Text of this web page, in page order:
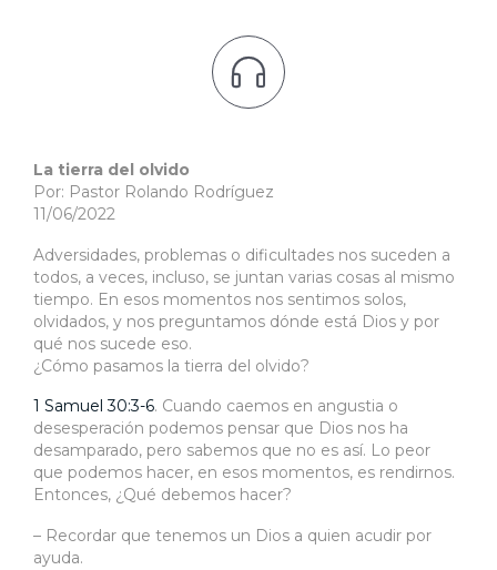

La tierra del olvido
Por: Pastor Rolando Rodríguez
11/06/2022
Adversidades, problemas o dificultades nos suceden a
todos, a veces, incluso, se juntan varias cosas al mismo
tiempo. En esos momentos nos sentimos solos,
olvidados, y nos preguntamos dónde está Dios y por
qué nos sucede eso.
¿Cómo pasamos la tierra del olvido?
1 Samuel 30:3-6. Cuando caemos en angustia o
desesperación podemos pensar que Dios nos ha
desamparado, pero sabemos que no es así. Lo peor
que podemos hacer, en esos momentos, es rendirnos.
Entonces, ¿Qué debemos hacer?
– Recordar que tenemos un Dios a quien acudir por
ayuda.